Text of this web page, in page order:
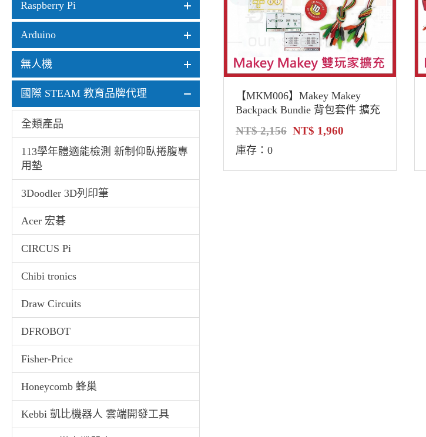
Raspberry Pi
Arduino
無人機
國際 STEAM 教育品牌代理
全類產品
113學年體適能檢測 新制仰臥捲腹專
用墊
3Doodler 3D列印筆
Acer 宏碁
CIRCUS Pi
Chibi tronics
Draw Circuits
DFROBOT
Fisher-Price
Honeycomb 蜂巢
Kebbi 凱比機器人 雲端開發工具
【MKM006】Makey Makey
Backpack Bundie 背包套件 擴充
套件 第二玩家添加 雙玩家擴充
導電套件
2,156 1,960
庫存：0